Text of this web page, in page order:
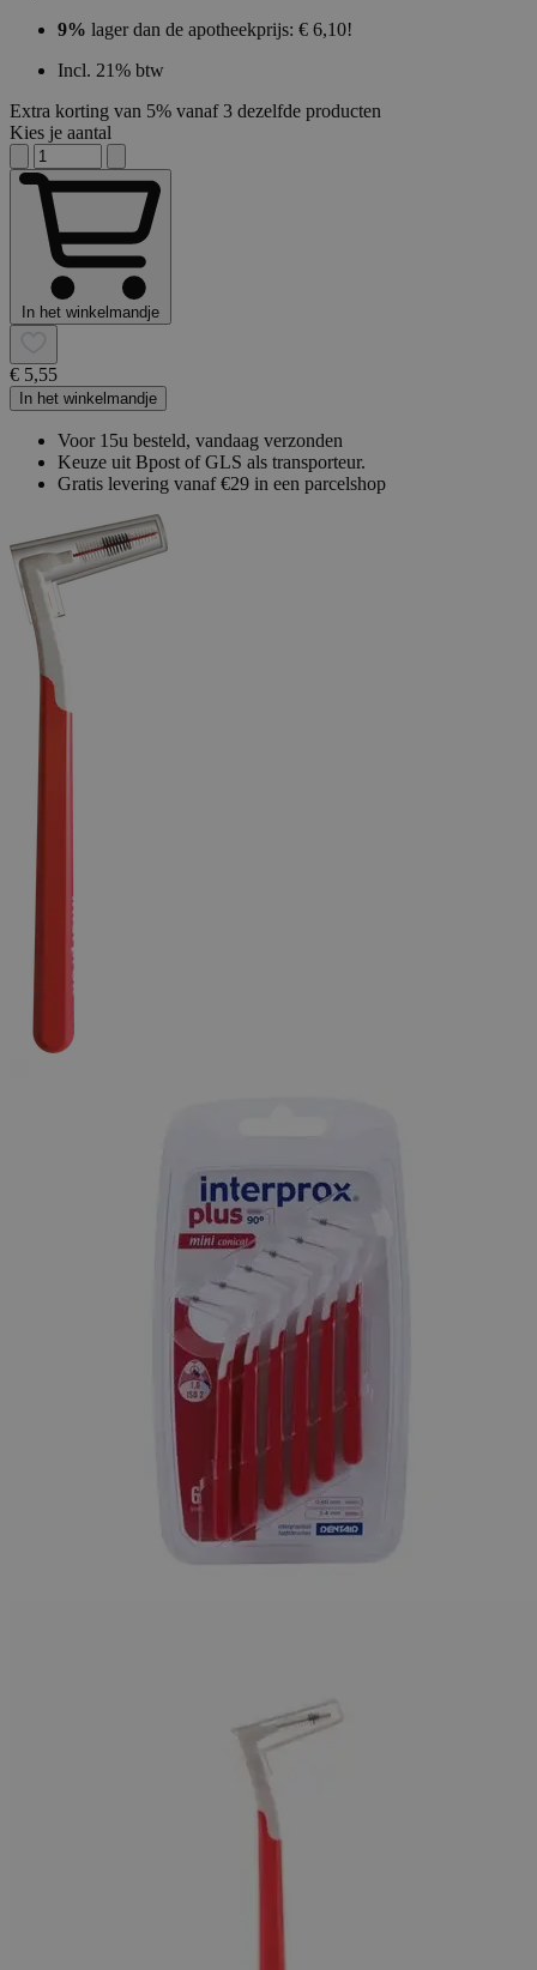
9% lager dan de apotheekprijs: € 6,10!
Incl. 21% btw
Extra korting van 5% vanaf 3 dezelfde producten
Kies je aantal
In het winkelmandje
€ 5,55
In het winkelmandje
Voor 15u besteld, vandaag verzonden
Keuze uit Bpost of GLS als transporteur.
Gratis levering vanaf €29 in een parcelshop